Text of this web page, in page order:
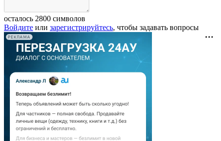
осталось 2800 символов
Войдите или зарегистрируйтесь, чтобы задавать вопросы
РЕКЛАМА